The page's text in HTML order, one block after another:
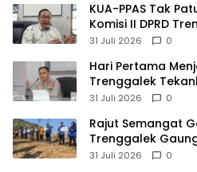
KUA-PPAS Tak
Komisi II DPRD
Terancam Sanksi
31 Juli 2026 0
Hari Pertama
Trenggalek
Hindari
31 Juli 2026 0
​Rajut Semangat
Trenggalek
di Pantai Konang
31 Juli 2026 0